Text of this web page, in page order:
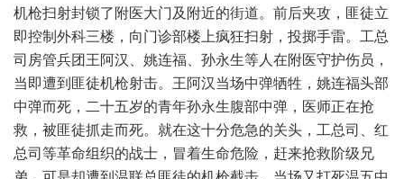
机枪扫射封锁了附医大门及附近的街道。前后夹攻，匪徒立
即控制外科三楼，向门诊部楼上疯狂扫射，投掷手雷。工总
司房管兵团王阿汉、姚连福、孙永生等人在附医守护伤员，
当即遭到匪徒机枪射击。王阿汉当场中弹牺牲，姚连福头部
中弹而死，二十五岁的青年孙永生腹部中弹，医师正在抢
救，被匪徒抓走而死。就在这十分危急的关头，工总司、红
总司等革命组织的战士，冒着生命危险，赶来抢救阶级兄